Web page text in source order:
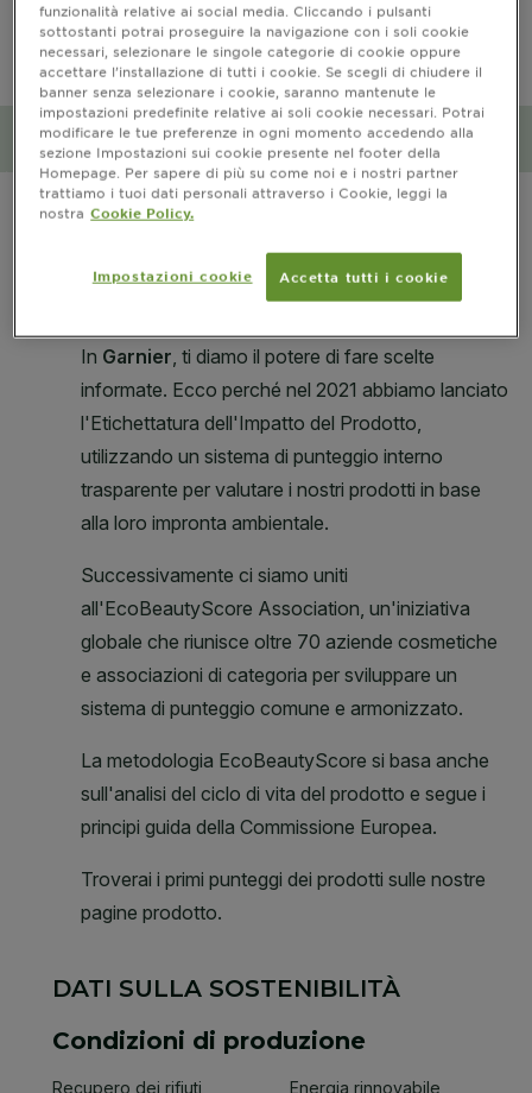
PRECAUZIONI D’USO
CLOSE SUBPANEL
Impatto ambientale e sociale
CLOSE SUBPANEL
funzionalità relative ai social media. Cliccando i pulsanti
sottostanti potrai proseguire la navigazione con i soli cookie
necessari, selezionare le singole categorie di cookie oppure
accettare l’installazione di tutti i cookie. Se scegli di chiudere il
banner senza selezionare i cookie, saranno mantenute le
impostazioni predefinite relative ai soli cookie necessari. Potrai
modificare le tue preferenze in ogni momento accedendo alla
sezione Impostazioni sui cookie presente nel footer della
Homepage. Per sapere di più su come noi e i nostri partner
trattiamo i tuoi dati personali attraverso i Cookie, leggi la
nostra Cookie Policy.
Impostazioni cookie Accetta tutti i cookie